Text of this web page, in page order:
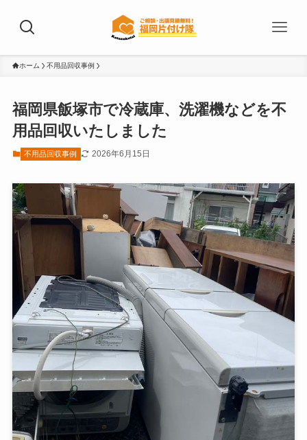
ホーム 不用品回収事例
福岡県飯塚市で冷蔵庫、洗濯機などを不
用品回収いたしました
不用品回収事例 2026年6月15日